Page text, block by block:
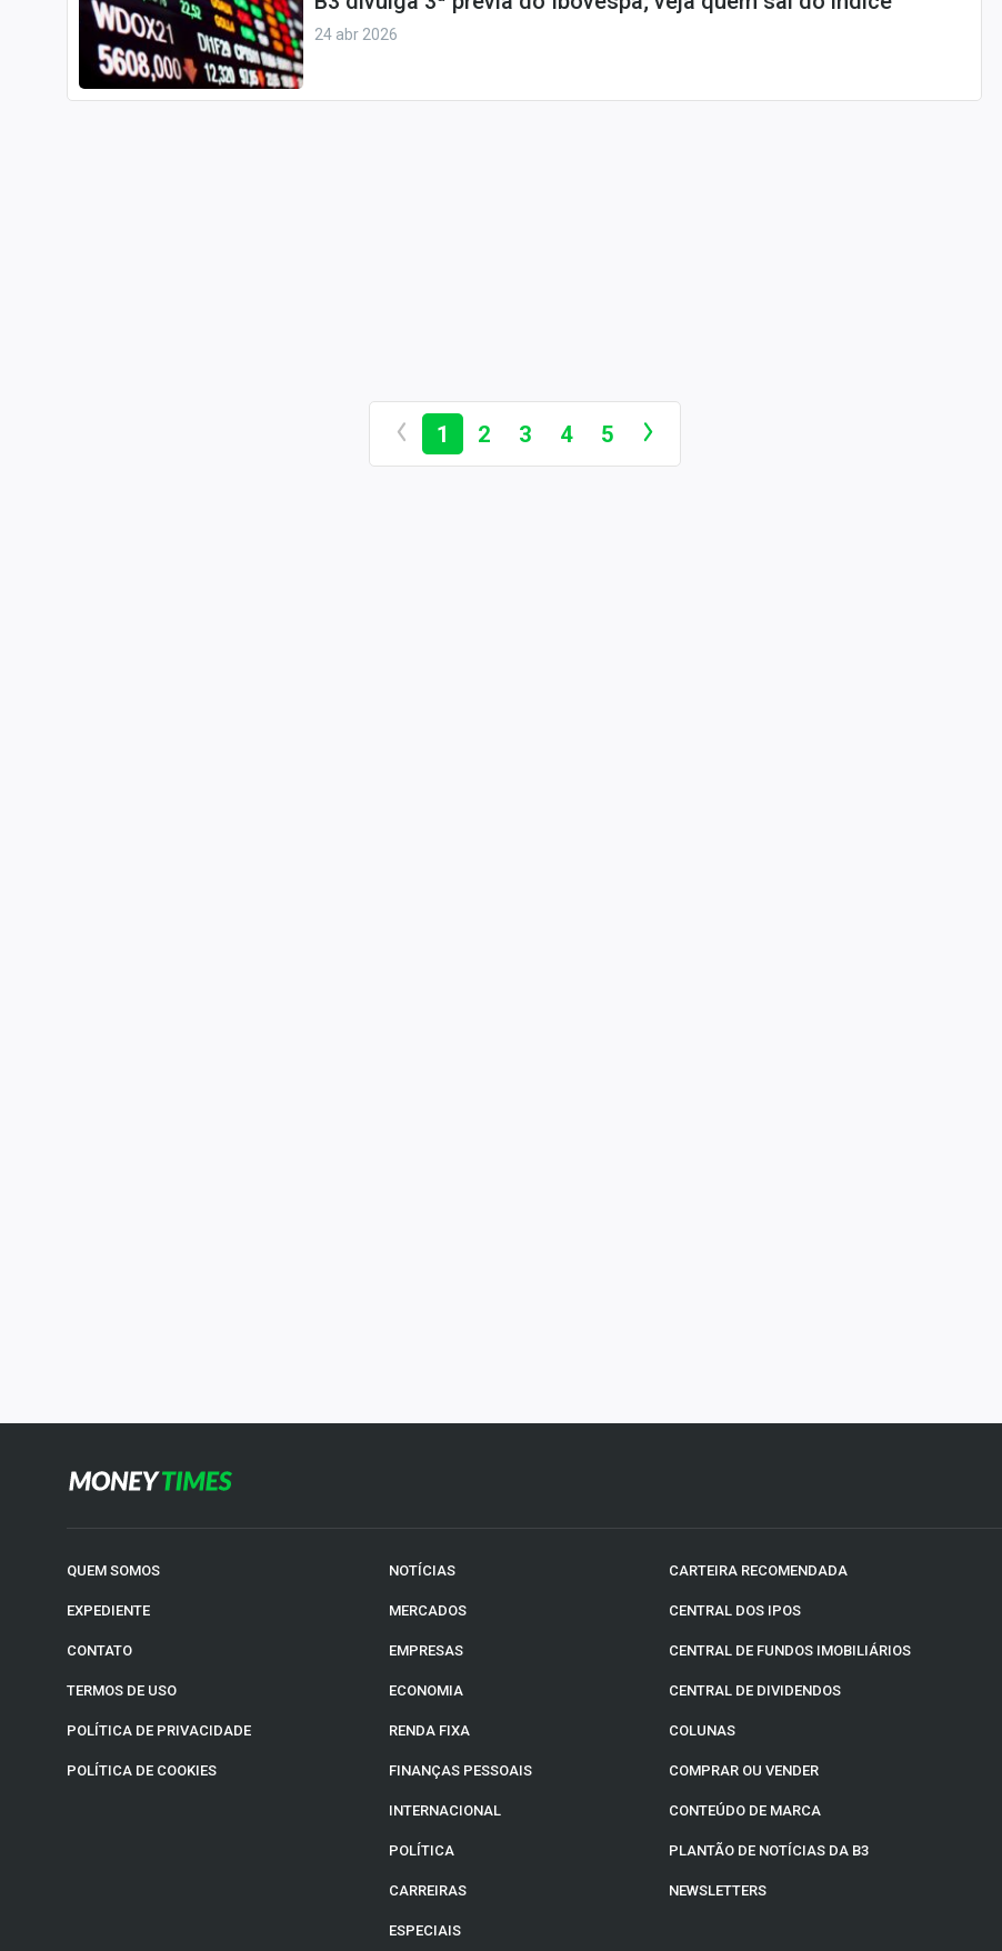
24 abr 2026
1 2 3 4 5
QUEM SOMOS
EXPEDIENTE
CONTATO
TERMOS DE USO
POLÍTICA DE PRIVACIDADE
POLÍTICA DE COOKIES
NOTÍCIAS
MERCADOS
EMPRESAS
ECONOMIA
RENDA FIXA
FINANÇAS PESSOAIS
INTERNACIONAL
POLÍTICA
CARREIRAS
ESPECIAIS
CARTEIRA RECOMENDADA
CENTRAL DOS IPOS
CENTRAL DE FUNDOS IMOBILIÁRIOS
CENTRAL DE DIVIDENDOS
COLUNAS
COMPRAR OU VENDER
CONTEÚDO DE MARCA
PLANTÃO DE NOTÍCIAS DA B3
NEWSLETTERS